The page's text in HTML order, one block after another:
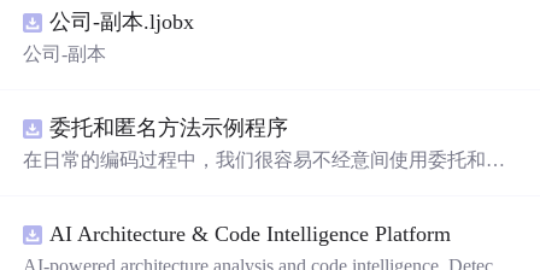
吉祥物，会说话、能感知周围环境、可作为真实参与者加
入你的 Google Meet 会议、跨周记住你，即使你停止输入
公司-副本.ljobx
公司-副本
委托和匿名方法示例程序
在日常的编码过程中，我们很容易不经意间使用委托和匿
的完整项目示例。
AI Architecture & Code Intelligence Platform